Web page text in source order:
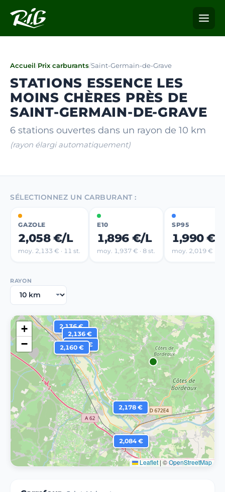
Accueil/Prix carburants/Saint-Germain-de-Grave
STATIONS ESSENCE LES
MOINS CHÈRES PRÈS DE
SAINT-GERMAIN-DE-GRAVE
6 stations ouvertes dans un rayon de 10 km
(rayon élargi automatiquement)
SÉLECTIONNEZ UN CARBURANT :
GAZOLE
2,058 €/L
moy. 2,133 € · 11 st.
E10
1,896 €/L
moy. 1,937 € · 8 st.
SP95
1,990 €/
moy. 2,019 € · 7
RAYON
2,178 €
2,199 €
2,136 €
2,160 €
2,136 €
2,084 €
+
−
Leaflet|©OpenStreetMap